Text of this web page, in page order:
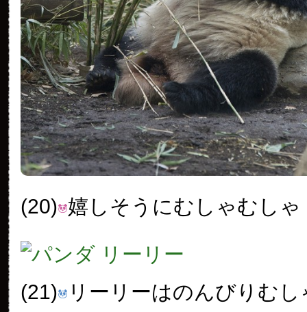
(20) 嬉しそうにむしゃむしゃ
(21) リーリーはのんびりむ